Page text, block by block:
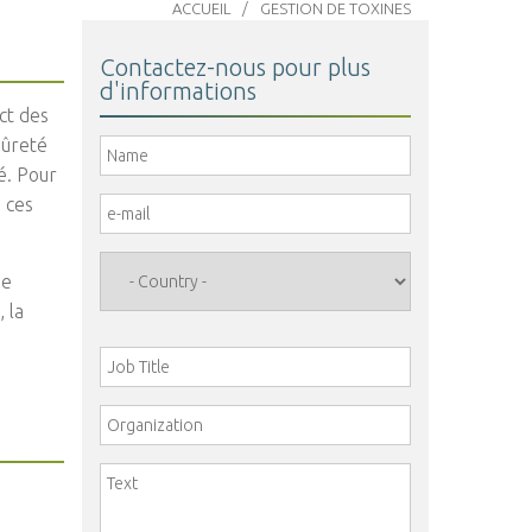
ACCUEIL GESTION DE TOXINES
des
Pour
la
Contactez-nous pour plus
d'informations
Name
e-mail
Job Title
Organization
Comment